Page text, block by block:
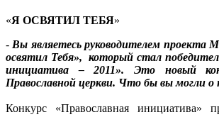
«Я ОСВЯТИЛ ТЕБЯ»
- Вы являетесь руководителем проекта
освятил Тебя», который стал
инициатива – 2011». Это новый
Православной церкви. Что бы вы могли о
Конкурс «Православная инициатива»